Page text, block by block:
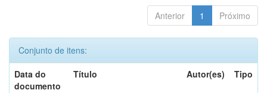
Anterior 1 Próximo
Conjunto de itens:
Data do
documento
Título Autor(es) Tipo